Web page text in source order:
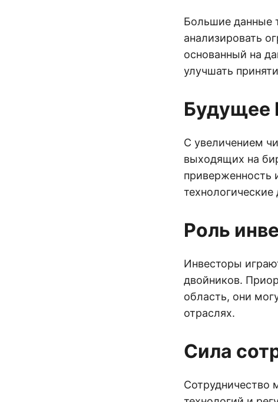
Большие данные
анализировать
основанный на
улучшать
Будущее
С увеличением
выходящих на
приверженность
Роль
Инвесторы
двойников.
область, они
отраслях.
Сила
Сотрудничество